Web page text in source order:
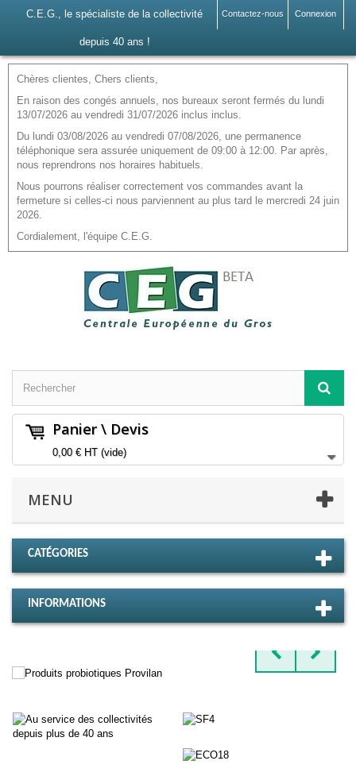
Connexion
Contactez-nous
C.E.G., le spécialiste de la collectivité
depuis 40 ans !
Chères clientes, Chers clients,
En raison des congés annuels, nos bureaux seront fermés du lundi
13/07/2026 au vendredi 31/07/2026 inclus inclus.
Du lundi 03/08/2026 au vendredi 07/08/2026, une permanence
téléphonique sera assurée uniquement de 09:00 à 12:00. Par après,
nous reprendrons nos horaires habituels.
Nous pourrons réaliser correctement vos commandes avant la
fermeture si celles-ci nous parviennent au plus tard le mercredi 24 juin
2026.
Cordialement, l'équipe C.E.G.
Panier \ Devis
0,00 €HT (vide)
MENU
CATÉGORIES
INFORMATIONS